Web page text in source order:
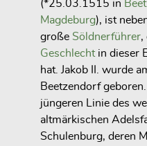
(*25.03.1515 in
Magdeburg), ist
große Söldnerführer,
Geschlechtin dieser
hat. Jakob II. wurde
Beetzendorf
jüngeren Linie des
altmärkischen
Schulenburg, deren